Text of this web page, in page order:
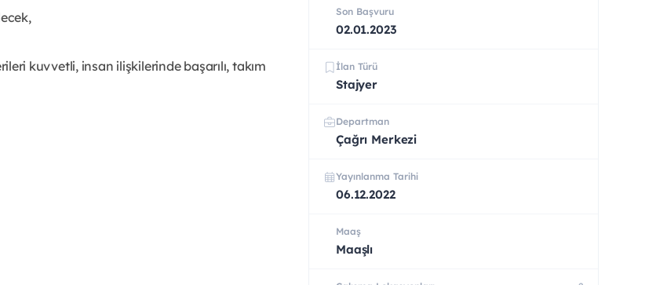
kuvvetli, insan ilişkilerinde başarılı, takım
Son Başvuru
02.01.2023
İlan Türü
Stajyer
Departman
Çağrı Merkezi
Yayınlanma Tarihi
06.12.2022
Maaş
Maaşlı